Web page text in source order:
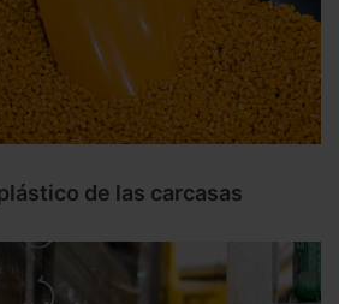
de las carcasas